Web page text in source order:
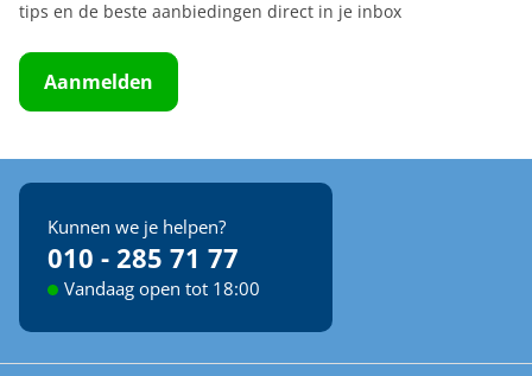
tips en de beste aanbiedingen direct in je inbox
Aanmelden
Kunnen we je helpen?
010 - 285 71 77
Vandaag open tot 18:00